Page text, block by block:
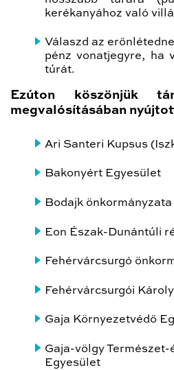
kerékanyához való
Válaszd az
pénz vonatjegyre, ha
túrát.
Ezúton köszönjük
megvalósításában
Ari Santeri Kupsus
Bakonyért Egyesület
Bodajk önkormányzata
Eon Észak-Dunántúli
Fehérvárcsurgó
Fehérvárcsurgói
Gaja Környezetvédő
Gaja-völgy
Egyesület